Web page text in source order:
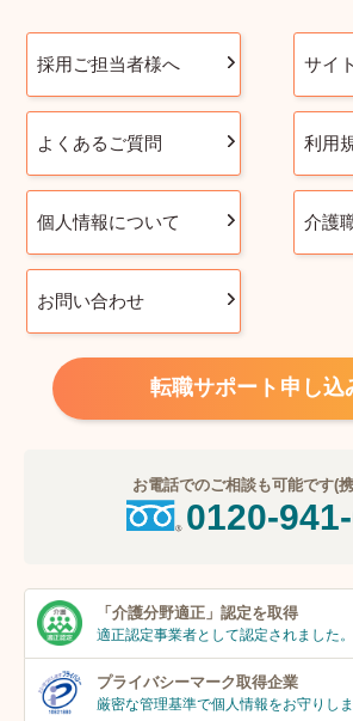
採用ご担当者様へ サイ
よくあるご質問 利用
個人情報について 介護
お問い合わせ
転職サポート申し込
お電話でのご相談も可能です(
0120-
「介護分野適正」 認定を取得
適正認定事業者として認定されました。
プライバシーマーク取得企業
厳密な管理基準で個人情報をお守りしま